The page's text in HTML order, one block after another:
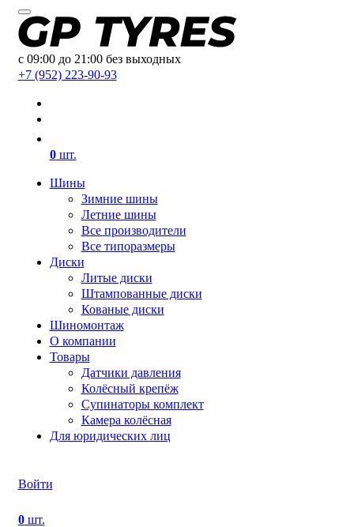
с 09:00 до 21:00 без выходных
+7 (952) 223-90-93
0шт.
Шины
Зимние шины
Летние шины
Все производители
Все типоразмеры
Диски
Литые диски
Штампованные диски
Кованые диски
Шиномонтаж
О компании
Товары
Датчики давления
Колёсный крепёж
Супинаторы комплект
Камера колёсная
Для юридических лиц
Войти
0шт.